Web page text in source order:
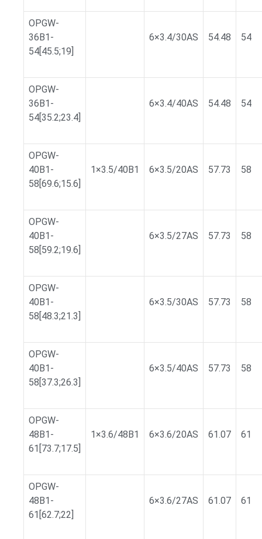
OPGW-
36B1-
54[45.5;19]
6×3.4/30AS 54.48 54
OPGW-
36B1-
54[35.2;23.4]
6×3.4/40AS 54.48 54
OPGW-
40B1-
58[69.6;15.6]
1×3.5/40B1 6×3.5/20AS 57.73 58
OPGW-
40B1-
58[59.2;19.6]
6×3.5/27AS 57.73 58
OPGW-
40B1-
58[48.3;21.3]
6×3.5/30AS 57.73 58
OPGW-
40B1-
58[37.3;26.3]
6×3.5/40AS 57.73 58
OPGW-
48B1-
61[73.7;17.5]
1×3.6/48B1 6×3.6/20AS 61.07 61
OPGW-
48B1-
61[62.7;22]
6×3.6/27AS 61.07 61